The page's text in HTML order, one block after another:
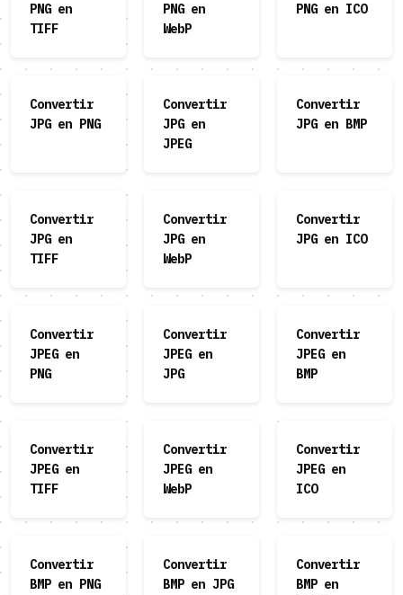
PNG en
TIFF
PNG en
WebP
PNG en ICO
Convertir
JPG en PNG
Convertir
JPG en
JPEG
Convertir
JPG en BMP
Convertir
JPG en
TIFF
Convertir
JPG en
WebP
Convertir
JPG en ICO
Convertir
JPEG en
PNG
Convertir
JPEG en
JPG
Convertir
JPEG en
BMP
Convertir
JPEG en
TIFF
Convertir
JPEG en
WebP
Convertir
JPEG en
ICO
Convertir
BMP en PNG
Convertir
BMP en JPG
Convertir
BMP en